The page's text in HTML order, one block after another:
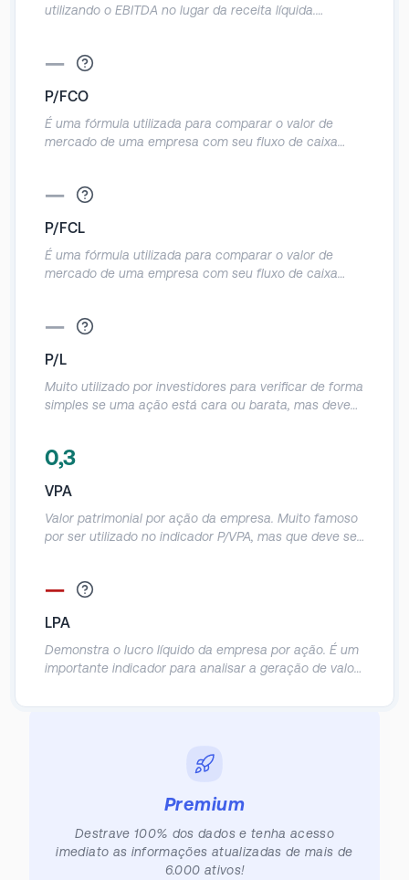
utilizando o EBITDA no lugar da receita líquida.
—
P/FCO
É uma fórmula utilizada para comparar o valor de
mercado de uma empresa com seu fluxo de caixa
Normalmente utilizado em empresas que geram caixa,
evita essa distorção, como, por exemplo, gastos com
D&A sem efeito caixa.
—
P/FCL
É uma fórmula utilizada para comparar o valor de
mercado de uma empresa com seu fluxo de caixa
indicador parecido com o P/FCO, mas como desconta
assertiva em relação a geração real de caixa da
empresa.
—
P/L
Muito utilizado por investidores para verificar de forma
simples se uma ação está cara ou barata, mas deve
Demonstra em quanto anos o investidor
de acordo com o lucro da empresa.
0,3
VPA
Valor patrimonial por ação da empresa. Muito famoso
por ser utilizado no indicador P/VPA, mas que deve ser
—
LPA
Demonstra o lucro líquido da empresa por ação. É um
importante indicador para analisar a geração de valor
recompra de ações é comum.
Premium
Destrave 100% dos dados e tenha acesso
imediato as informações atualizadas de mais de
6.000 ativos!